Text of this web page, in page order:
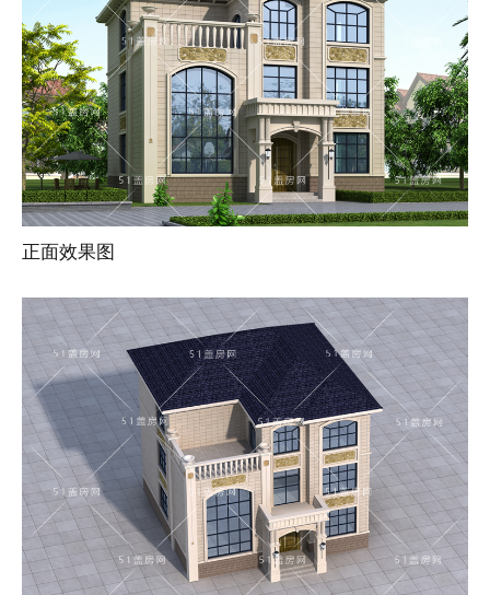
正面效果图